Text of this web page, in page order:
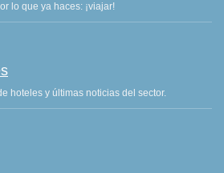
lo que ya haces: ¡viajar!
hoteles y últimas noticias del sector.